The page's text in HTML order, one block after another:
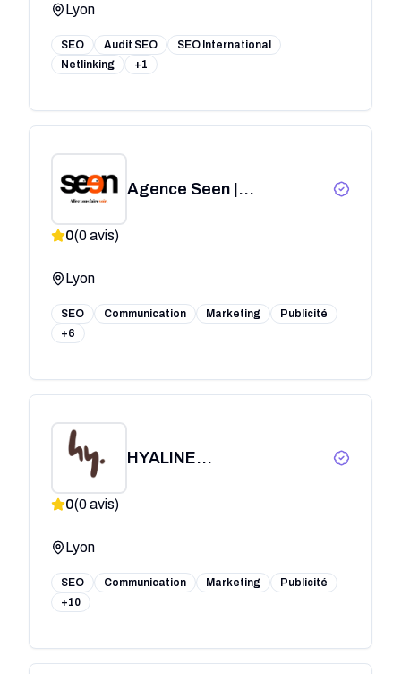
Lyon
SEO Audit SEO
SEO International
Netlinking
+1
Agence Seen |
0(0avis)
Lyon
SEO Communication Marketing
Publicité
+6
HYALINE
0(0avis)
Lyon
SEO Communication Marketing
Publicité
+10